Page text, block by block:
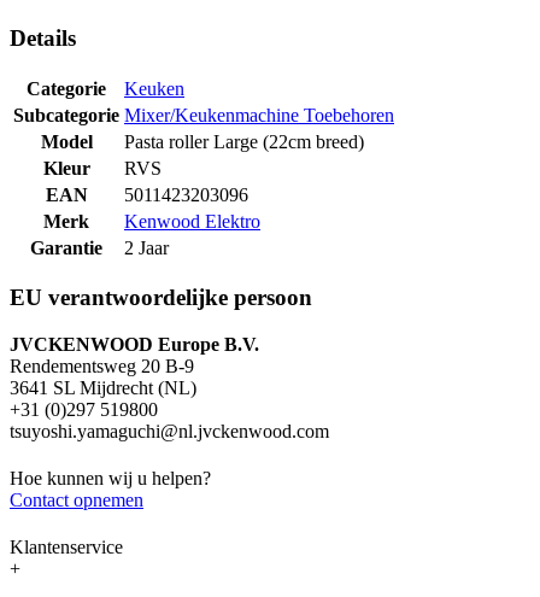
Details
Categorie
Keuken
Subcategorie Mixer/Keukenmachine Toebehoren
Model
Pasta roller Large (22cm breed)
Kleur
RVS
EAN
5011423203096
Merk
Kenwood Elektro
Garantie
2 Jaar
EU verantwoordelijke persoon
JVCKENWOOD Europe B.V.
Rendementsweg 20 B-9
3641 SL Mijdrecht (NL)
+31 (0)297 519800
tsuyoshi.yamaguchi@nl.jvckenwood.com
Hoe kunnen wij u helpen?
Contact opnemen
Klantenservice
+